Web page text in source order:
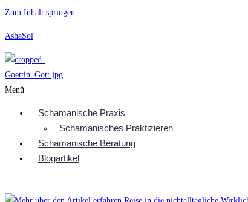
Zum Inhalt springen
AshaSol
Menü
Schamanische Praxis
Schamanisches Praktizieren
Schamanische Beratung
Blogartikel